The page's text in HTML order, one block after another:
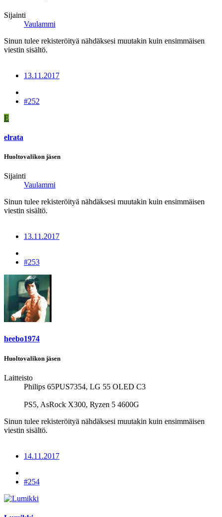
Sijainti
Vaulammi
Sinun tulee rekisteröityä nähdäksesi muutakin kuin ensimmäisen
viestin sisältö.
13.11.2017
#252
E
elrata
Huoltovalikon jäsen
Sijainti
Vaulammi
Sinun tulee rekisteröityä nähdäksesi muutakin kuin ensimmäisen
viestin sisältö.
13.11.2017
#253
heebo1974
Huoltovalikon jäsen
Laitteisto
Philips 65PUS7354, LG 55 OLED C3
PS5, AsRock X300, Ryzen 5 4600G
Sinun tulee rekisteröityä nähdäksesi muutakin kuin ensimmäisen
viestin sisältö.
14.11.2017
#254